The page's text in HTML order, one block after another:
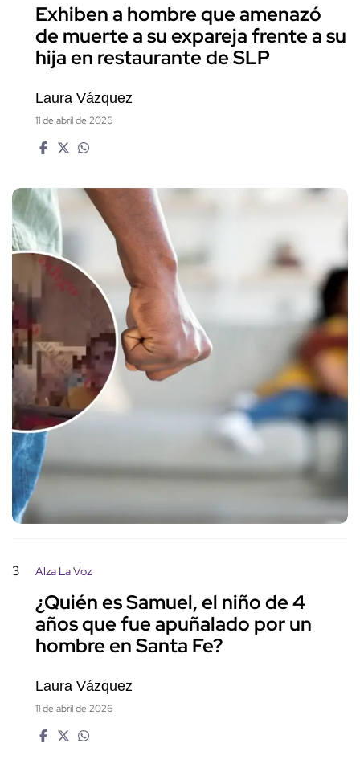
Exhiben a hombre que amenazó
de muerte a su expareja frente a su
hija en restaurante de SLP
Laura Vázquez
11 de abril de 2026
3 Alza La Voz
¿Quién es Samuel, el niño de 4
años que fue apuñalado por un
hombre en Santa Fe?
Laura Vázquez
11 de abril de 2026